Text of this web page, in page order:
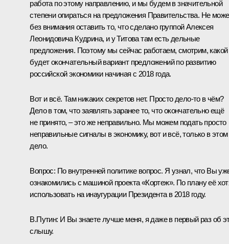
работа по этому направлению, и мы будем в значительной
степени опираться на предложения Правительства. Не
без внимания оставить то, что сделано группой Алексея
Леонидовича Кудрина, и у Титова там есть дельные
предложения. Поэтому мы сейчас работаем, смотрим, какой
будет окончательный вариант предложений по развитию
российской экономики начиная с 2018 года.
Вот и всё. Там никаких секретов нет. Просто дело‑то в чём?
Дело в том, что заявлять заранее то, что окончательно ещё
не принято, – это же неправильно. Мы можем подать просто
неправильные сигналы в экономику, вот и всё, только в этом
дело.
Вопрос: По внутренней политике вопрос. Я узнал, что Вы
ознакомились с машиной проекта «Кортеж». По плану её
использовать на инаугурации Президента в 2018 году.
В.Путин: И Вы знаете лучше меня, я даже в первый раз об
слышу.